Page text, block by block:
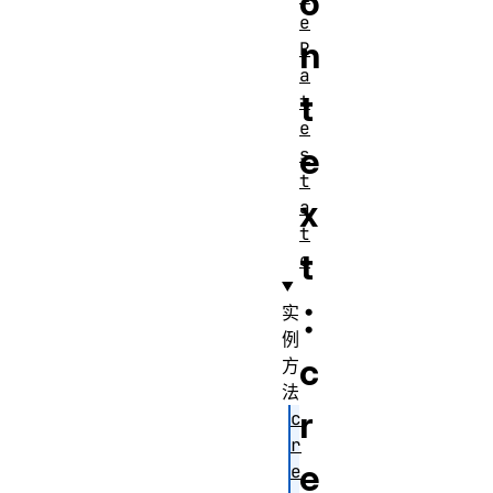
n
t
e
x
t
：
c
r
e
e
R
a
t
e
s
t
a
t
e
实
例
方
法
c
r
e